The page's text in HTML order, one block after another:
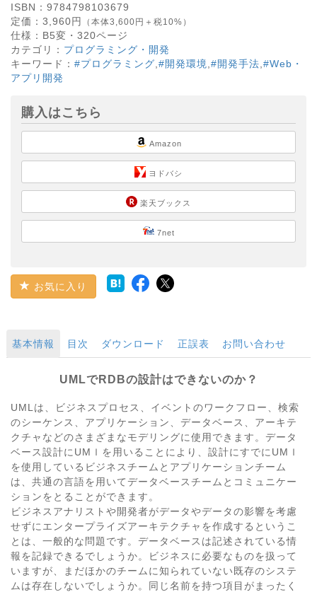
ISBN： 9784798103679
定価： 3,960円 （本体3,600円＋税10%）
仕様： B5変・ 320ページ
カテゴリ： プログラミング・開発
キーワード： #プログラミング #開発環境 #開発手法 #Web・
アプリ開発
購入はこちら
Amazon
ヨドバシ
楽天ブックス
7net
お気に入り
基本情報 目次 ダウンロード 正誤表 お問い合わせ
UMLでRDBの設計はできないのか？
UMLは、ビジネスプロセス、イベントのワークフロー、検索
のシーケンス、アプリケーション、データベース、アーキテ
クチャなどのさまざまなモデリングに使用できます。データ
ベース設計にUMｌを用いることにより、設計にすでにUMｌ
を使用しているビジネスチームとアプリケーションチーム
は、共通の言語を用いてデータベースチームとコミュニケー
ションをとることができます。
ビジネスアナリストや開発者がデータやデータの影響を考慮
せずにエンタープライズアーキテクチャを作成するというこ
とは、一般的な問題です。データベースは記述されている情
報を記録できるでしょうか。ビジネスに必要なものを扱って
いますが、まだほかのチームに知られていない既存のシステ
ムは存在しないでしょうか。同じ名前を持つ項目がまったく